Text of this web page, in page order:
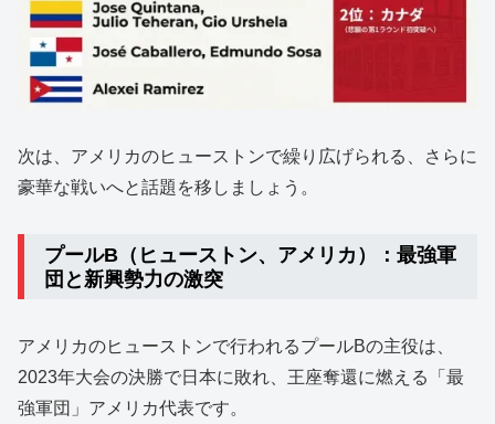
次は、アメリカのヒューストンで繰り広げられる、さらに
豪華な戦いへと話題を移しましょう。
プールB（ヒューストン、アメリカ）：最強軍
団と新興勢力の激突
アメリカのヒューストンで行われるプールBの主役は、
2023年大会の決勝で日本に敗れ、王座奪還に燃える「最
強軍団」アメリカ代表です。